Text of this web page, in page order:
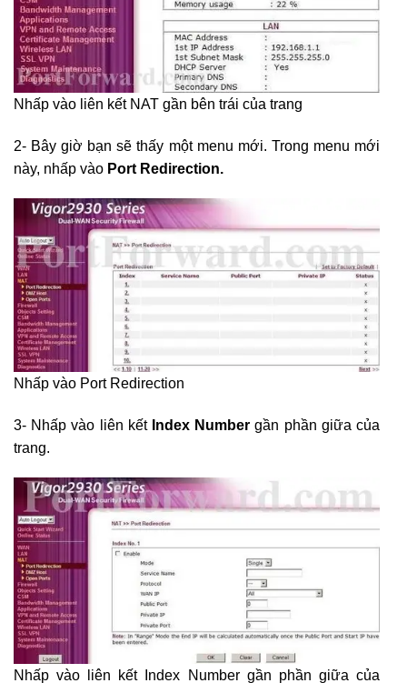
Nhấp vào liên kết NAT gần bên trái của trang
2- Bây giờ bạn sẽ thấy một menu mới. Trong menu mới
này, nhấp vào Port Redirection.
Nhấp vào Port Redirection
3- Nhấp vào liên kết Index Numbergần phần giữa của
trang.
Nhấp vào liên kết Index Number gần phần giữa của